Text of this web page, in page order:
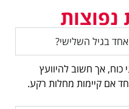
נפוצות
בגיל השלישי?
כוח, אך חשוב להיוועץ
אם קיימות מחלות רקע.